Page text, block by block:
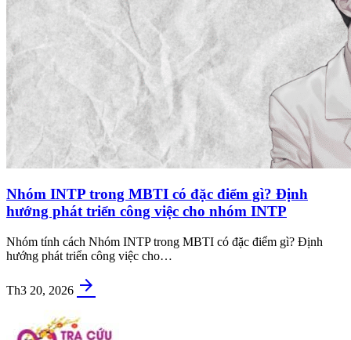
Nhóm INTP trong MBTI có đặc điểm gì? Định
hướng phát triển công việc cho nhóm INTP
Nhóm tính cách Nhóm INTP trong MBTI có đặc điểm gì? Định
hướng phát triển công việc cho…
Th3 20, 2026 arrow_forward